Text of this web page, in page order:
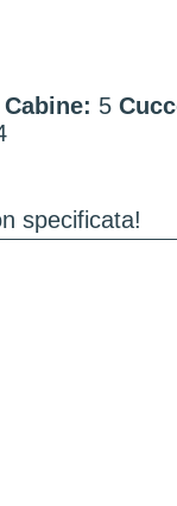
Cabine: 5
specificata!